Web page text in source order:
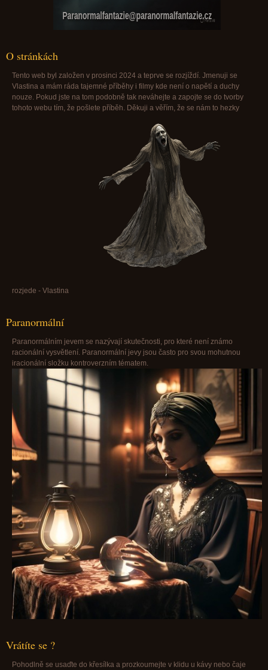
Paranormalfantazie@paranormalfantazie.cz
O stránkách
Tento web byl založen v prosinci 2024 a teprve se rozjíždí. Jmenuji se
Vlastina a mám ráda tajemné příběhy i filmy kde není o napětí a duchy
nouze. Pokud jste na tom podobně tak neváhejte a zapojte se do tvorby
tohoto webu tím, že pošlete příběh. Děkuji a věřím, že se nám to hezky
rozjede - Vlastina
Paranormální
Paranormálním jevem se nazývají skutečnosti, pro které není známo
racionální vysvětlení. Paranormální jevy jsou často pro svou mohutnou
iracionální složku kontroverzním tématem.
Vrátíte se ?
Pohodlně se usaďte do křesílka a prozkoumejte v klidu u kávy nebo čaje